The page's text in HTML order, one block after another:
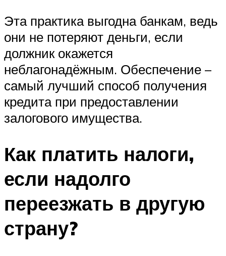
Эта практика выгодна банкам, ведь
они не потеряют деньги, если
должник окажется
неблагонадёжным. Обеспечение –
самый лучший способ получения
кредита при предоставлении
залогового имущества.
Как платить налоги,
если надолго
переезжать в другую
страну?